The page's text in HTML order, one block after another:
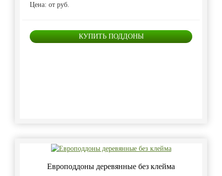
Цена: от руб.
КУПИТЬ ПОДДОНЫ
Европоддоны деревянные без клейма